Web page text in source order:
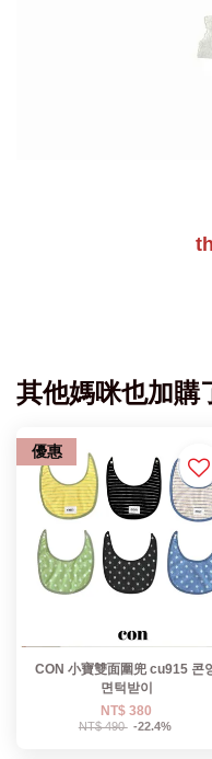
其他媽咪也加
優惠
CON 小寶雙面圍兜 cu915 콘
면턱받이
NT$ 380
NT$ 490 -22.4%